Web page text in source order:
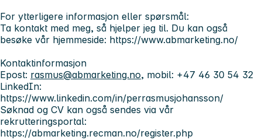
For ytterligere informasjon eller spørsmål:
Ta kontakt med meg, så hjelper jeg til. Du kan også
besøke vår hjemmeside: https://www.abmarketing.no/
Kontaktinformasjon
Epost: rasmus@abmarketing.no, mobil: +47 46 30 54 32
LinkedIn:
https://www.linkedin.com/in/perrasmusjohansson/
Søknad og CV kan også sendes via vår
rekrutteringsportal:
https://abmarketing.recman.no/register.php